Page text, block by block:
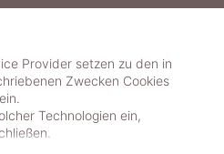
Provider setzen zu den in
Zwecken Cookies
Technologien ein,